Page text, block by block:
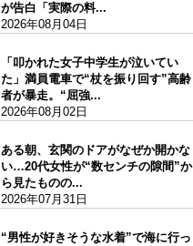
が告白「実際の料...
2026年08月04日
「叩かれた女子中学生が泣いてい
た」満員電車で“杖を振り回す”高齢
者が暴走。“屈強...
2026年08月02日
ある朝、玄関のドアがなぜか開かな
い…20代女性が“数センチの隙間”か
ら見たものの...
2026年07月31日
“男性が好きそうな水着”で海に行っ